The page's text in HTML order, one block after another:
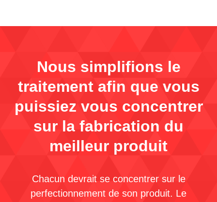
Nous simplifions le
traitement afin que vous
puissiez vous concentrer
sur la fabrication du
meilleur produit
Chacun devrait se concentrer sur le
perfectionnement de son produit. Le